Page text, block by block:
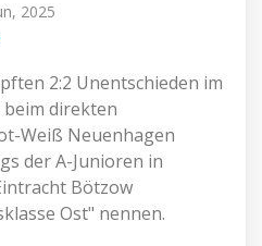
2025
2:2 Unentschieden im
direkten
Weiß Neuenhagen
der A-Junioren in
Bötzow
Ost" nennen.